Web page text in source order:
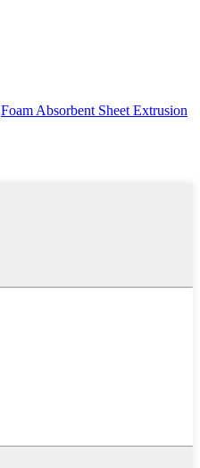
Foam Absorbent Sheet Extrusion